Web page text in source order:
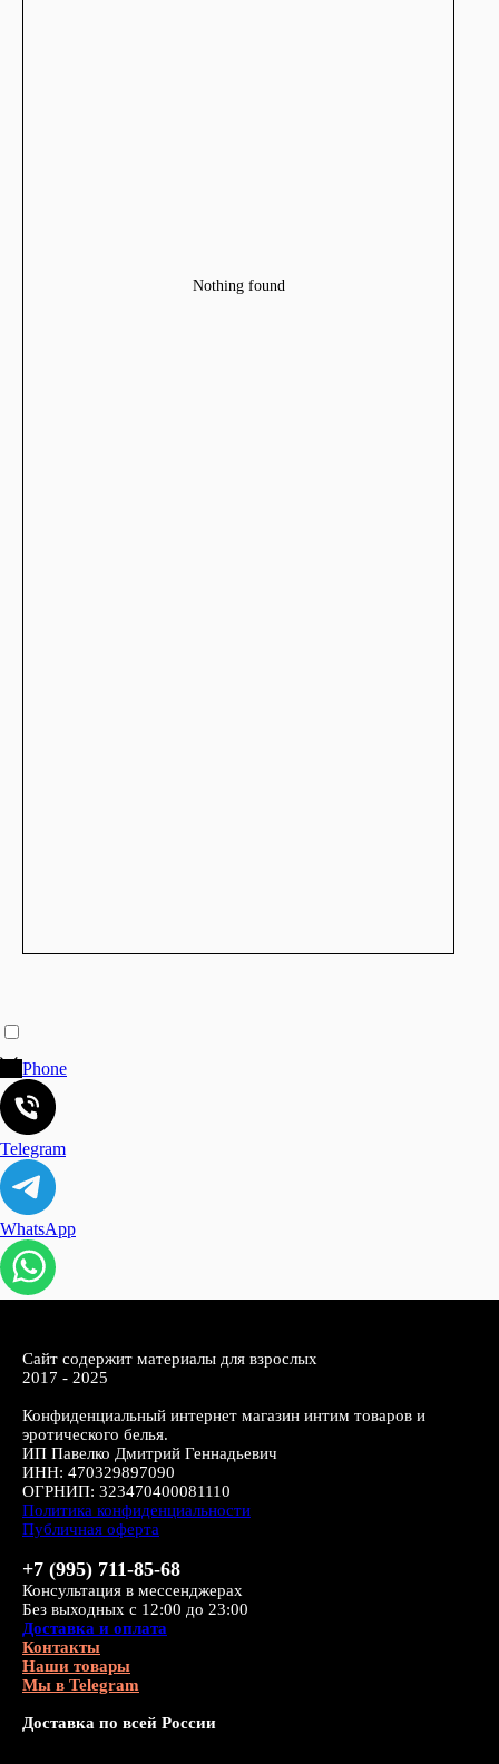
Nothing found
Phone
Telegram
WhatsApp
Сайт содержит материалы для взрослых
2017 - 2025
Конфиденциальный интернет магазин интим товаров и
эротического белья.
ИП Павелко Дмитрий Геннадьевич
ИНН: 470329897090
ОГРНИП: 323470400081110
Политика конфиденциальности
Публичная оферта
+7 (995) 711-85-68
Консультация в мессенджерах
Без выходных с 12:00 до 23:00
Доставка и оплата
Контакты
Наши товары
Мы в Telegram
Доставка по всей России